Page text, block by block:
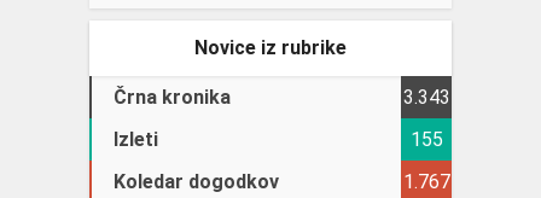
Novice iz rubrike
Črna kronika
3.343
Izleti
155
Koledar dogodkov
1.767